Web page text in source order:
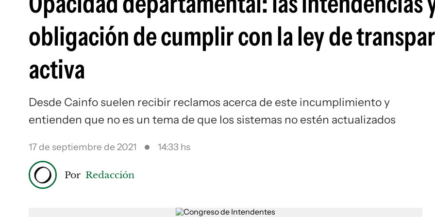
obligación de cumplir con la ley de
activa
Desde Cainfo suelen recibir reclamos acerca de este incumplimiento y
entienden que no es un tema de que los sistemas no estén actualizados
17 de septiembre de 2021 14:33 hs
Por Redacción